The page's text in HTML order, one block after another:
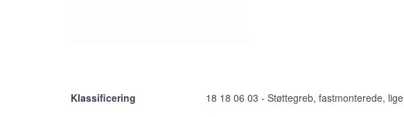
Klassificering
18 18 06 03 - Støttegreb, fastmonterede, lige